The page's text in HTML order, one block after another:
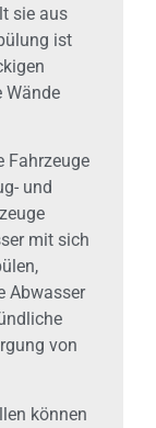
sie aus
ist
Wände
Fahrzeuge
und
mit sich
Abwasser
von
können